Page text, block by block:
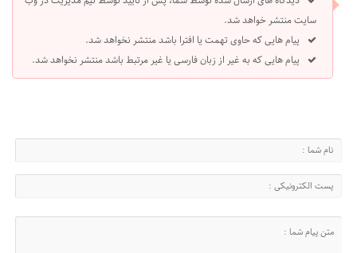
سایت منتشر خواهد شد.
پیام هایی که حاوی تهمت یا افترا باشد منتشر نخواهد شد.
پیام هایی که به غیر از زبان فارسی یا غیر مرتبط باشد منتشر نخواهد شد.